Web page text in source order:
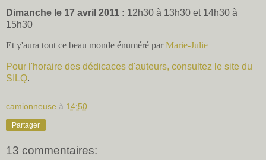
Dimanche le 17 avril 2011 : 12h30 à 13h30 et 14h30 à
15h30
Et y'aura tout ce beau monde énuméré parMarie-Julie
Pour l'horaire des dédicaces d'auteurs, consultez le site du
SILQ.
camionneuse à 14:50
Partager
13 commentaires: